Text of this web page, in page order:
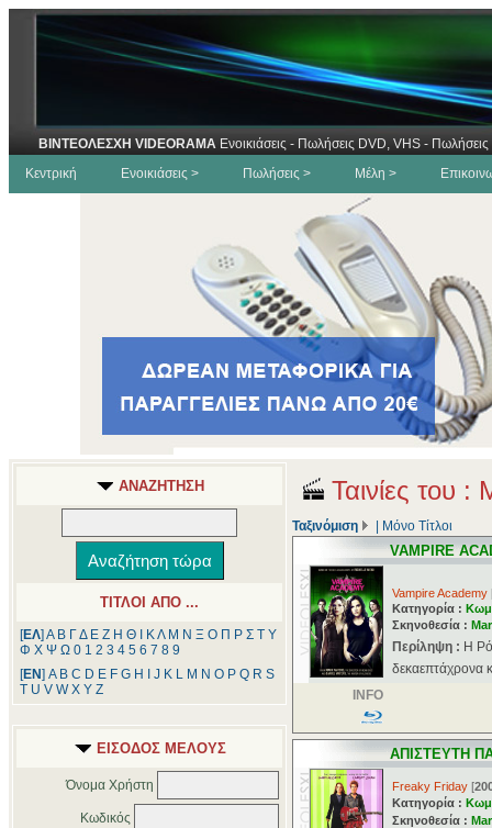
ΒΙΝΤΕΟΛΕΣΧΗ VIDEORAMA Ενοικιάσεις - Πωλήσεις DVD, VHS -
Κεντρική
Ενοικιάσεις > Πωλήσεις > Μέλη >
ΑΝΑΖΗΤΗΣΗ
ΤΙΤΛΟΙ ΑΠΟ ...
[ΕΛ] Α Β ΓΔ Ε Ζ Η Θ ΚΛ Μ Ν Ξ Ο Π Ρ Σ Τ Υ
Φ Χ Ψ Ω 0 1 2 3 4 5 6 7 8 9
[ΕΝ] A B C D E F G H J K L M N O P Q R S
T U V W X Y Z
ΕΙΣΟΔΟΣ ΜΕΛΟΥΣ
Όνομα Χρήστη
Κωδικός
Ταινίες του
Ταξινόμιση Μόνο Τίτλοι
VAMPIRE
Vampire Academy
Κατηγορία :
Σκηνοθεσία :
Περίληψη : Η
δεκαεπτάχρονα
INFO
ΑΠΙΣΤΕΥΤΗ
Freaky Friday [
Κατηγορία :
Σκηνοθεσία :